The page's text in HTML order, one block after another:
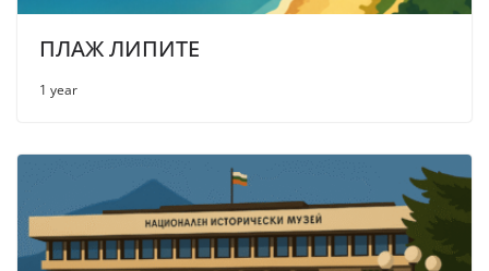
ПЛАЖ ЛИПИТЕ
1 year